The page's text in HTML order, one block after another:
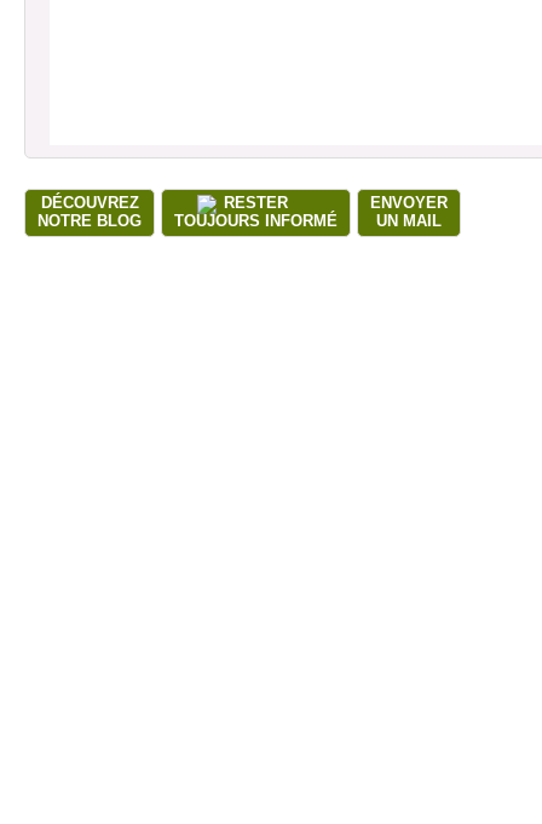
DÉCOUVREZ
NOTRE BLOG
RESTER
TOUJOURS INFORMÉ
ENVOYER
UN MAIL